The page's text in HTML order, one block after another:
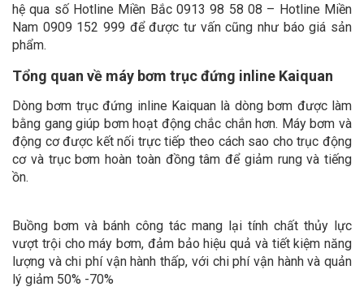
hệ qua số Hotline Miền Bắc 0913 98 58 08 – Hotline Miền
Nam 0909 152 999 để được tư vấn cũng như báo giá sản
phẩm.
Tổng quan về máy bơm trục đứng inline Kaiquan
Dòng bơm trục đứng inline Kaiquan là dòng bơm được làm
bằng gang giúp bơm hoạt động chắc chắn hơn. Máy bơm và
động cơ được kết nối trực tiếp theo cách sao cho trục động
cơ và trục bơm hoàn toàn đồng tâm để giảm rung và tiếng
ồn.
Buồng bơm và bánh công tác mang lại tính chất thủy lực
vượt trội cho máy bơm, đảm bảo hiệu quả và tiết kiệm năng
lượng và chi phí vận hành thấp, với chi phí vận hành và quản
lý giảm 50% -70%